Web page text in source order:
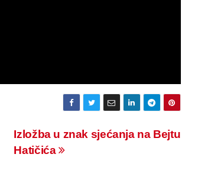
Izložba u znak sjećanja na Bejtu
Hatičića